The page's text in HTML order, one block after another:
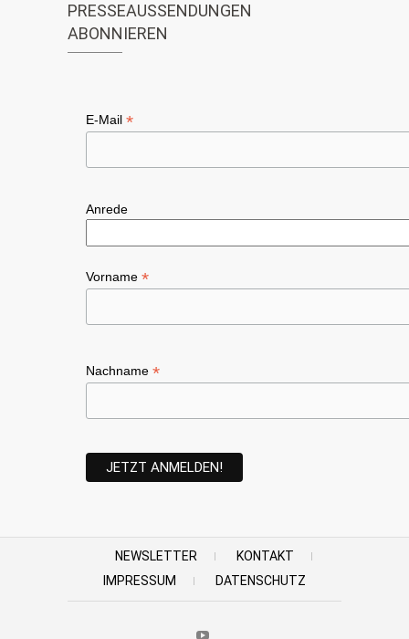
PRESSEAUSSENDUNGEN
ABONNIEREN
E-Mail *
Anrede
Vorname *
Nachname *
NEWSLETTER
KONTAKT
IMPRESSUM
DATENSCHUTZ
Youtube